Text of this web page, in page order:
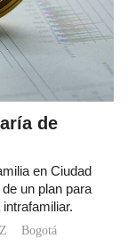
de
en Ciudad
un plan para
Bogotá